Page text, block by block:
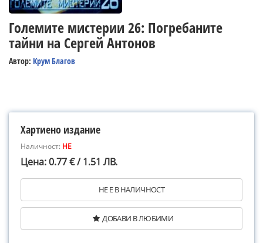
Големите мистерии 26: Погребаните
тайни на Сергей Антонов
Автор: Крум Благов
Хартиено издание
Наличност: НЕ
Цена: 0.77 € / 1.51 ЛВ.
НЕ Е В НАЛИЧНОСТ
ДОБАВИ В ЛЮБИМИ